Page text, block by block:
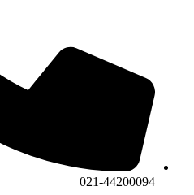
021-44200094